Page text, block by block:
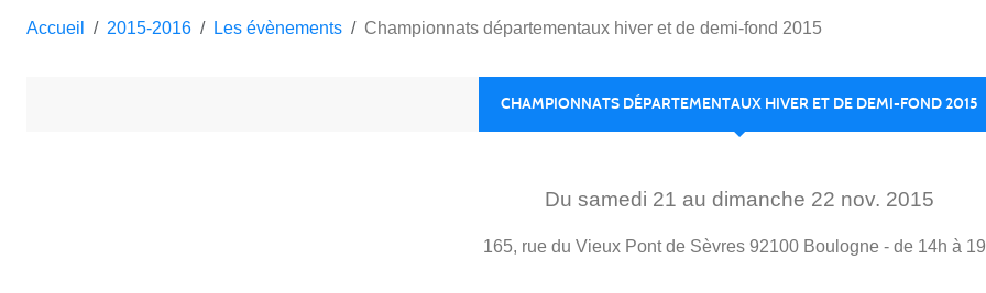
Accueil 2015-2016 Les évènements Championnats départementaux hiver et de demi-fond 2015
CHAMPIONNATS DÉPARTEMENTAUX HIVER ET DE DEMI-FOND 2015
Du samedi 21 au dimanche 22 nov. 2015
165, rue du Vieux Pont de Sèvres 92100 Boulogne - de 14h à